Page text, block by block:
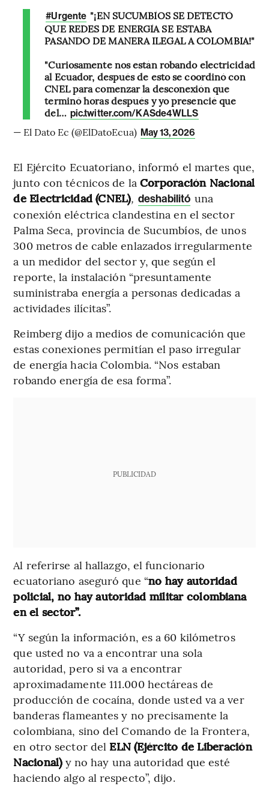
#Urgente "¡EN SUCUMBÍOS SE DETECTÓ
QUE REDES DE ENERGÍA SE ESTABA
PASANDO DE MANERA ILEGAL A COLOMBIA!"
"Curiosamente nos están robando electricidad
al Ecuador, después de esto se coordinó con
CNEL para comenzar la desconexión que
terminó horas después y yo presencié que
del… pic.twitter.com/KASde4WLLS
— El Dato Ec (@ElDatoEcua) May 13, 2026
El Ejército Ecuatoriano, informó el martes que,
junto con técnicos de la Corporación Nacional
de Electricidad (CNEL), deshabilitó una
conexión eléctrica clandestina en el sector
Palma Seca, provincia de Sucumbíos, de unos
300 metros de cable enlazados irregularmente
a un medidor del sector y, que según el
reporte, la instalación “presuntamente
suministraba energía a personas dedicadas a
actividades ilícitas”.
Reimberg dijo a medios de comunicación que
estas conexiones permitían el paso irregular
de energía hacia Colombia. “Nos estaban
robando energía de esa forma”.
PUBLICIDAD
Al referirse al hallazgo, el funcionario
ecuatoriano aseguró que “no hay autoridad
policial, no hay autoridad militar colombiana
en el sector”.
“Y según la información, es a 60 kilómetros
que usted no va a encontrar una sola
autoridad, pero si va a encontrar
aproximadamente 111.000 hectáreas de
producción de cocaína, donde usted va a ver
banderas flameantes y no precisamente la
colombiana, sino del Comando de la Frontera,
en otro sector del ELN (Ejército de Liberación
Nacional)y no hay una autoridad que esté
haciendo algo al respecto”, dijo.